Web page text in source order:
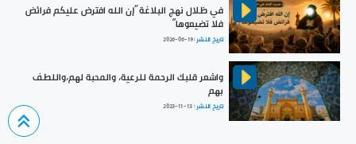
في ظلال نهج البلاغة ”إن الله افترض عليكم فرائض
فلا تضيعوها“
تاريخ النشر :2026-06-19
واشعر قلبك الرحمة للرعية، والمحبة لهم،واللطف
بهم
تاريخ النشر :2023-11-13